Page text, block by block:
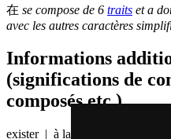
在 se compose de 6 traits et a
avec les autres caractères
Informations
(significations de
composés etc.)
exister | à la maison